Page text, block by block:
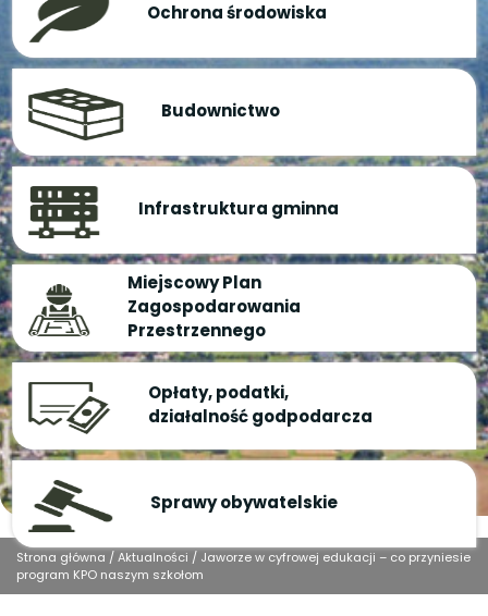
Ochrona środowiska
Budownictwo
Infrastruktura gminna
Miejscowy Plan
Zagospodarowania
Przestrzennego
Opłaty, podatki,
działalność godpodarcza
Sprawy obywatelskie
Strona główna /Aktualności / Jaworze w cyfrowej edukacji – co przyniesie
program KPO naszym szkołom